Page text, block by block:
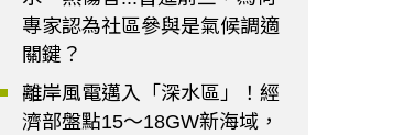
專家認為社區參與是氣候調適
關鍵？
離岸風電邁入「深水區」！經
濟部盤點15～18GW新海域，